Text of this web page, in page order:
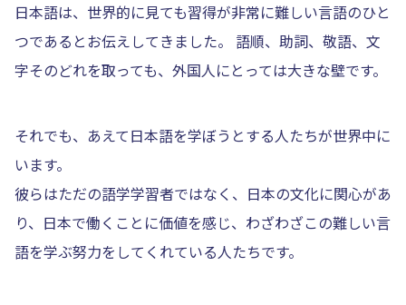
日本語は、世界的に見ても習得が非常に難しい言語のひと
つであるとお伝えしてきました。 語順、助詞、敬語、文
字そのどれを取っても、外国人にとっては大きな壁です。
それでも、あえて日本語を学ぼうとする人たちが世界中に
います。
彼らはただの語学学習者ではなく、日本の文化に関心があ
り、日本で働くことに価値を感じ、わざわざこの難しい言
語を学ぶ努力をしてくれている人たちです。